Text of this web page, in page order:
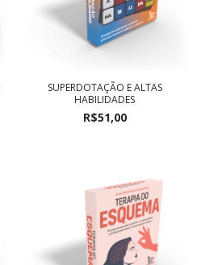
SUPERDOTAÇÃO E ALTAS
HABILIDADES
R$51,00